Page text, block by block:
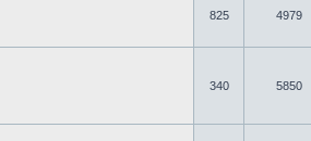
825 4979
340 5850